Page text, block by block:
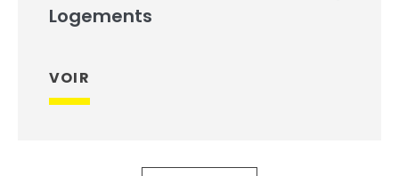
Logements
VOIR